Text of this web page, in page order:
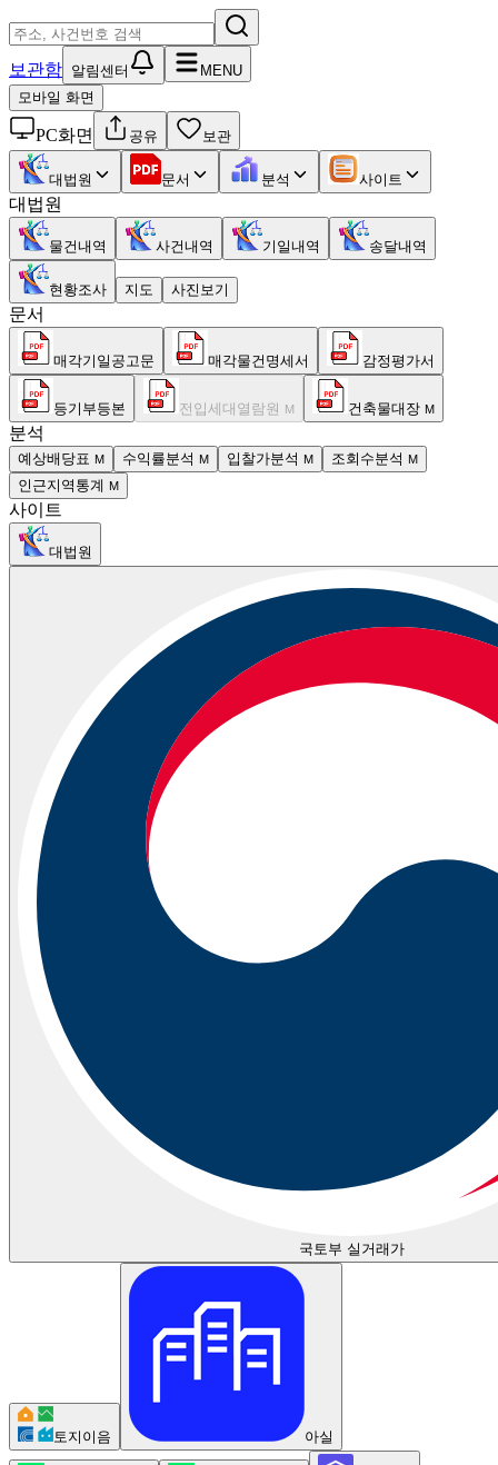
보관함 알림센터
MENU
모바일 화면
PC화면 공유 보관
대법원 문서 분석 사이트
대법원
물건내역 사건내역 기일내역 송달내역
현황조사 지도 사진보기
문서
매각기일공고문 매각물건명세서 감정평가서
등기부등본 전입세대열람원 M 건축물대장 M
분석
예상배당표 M 수익률분석 M 입찰가분석 M 조회수분석 M
인근지역통계 M
사이트
대법원
국토부 실거래가
토지이음 아실